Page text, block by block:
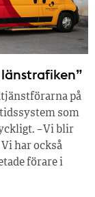
på
som
– Vi blir
har också
förare i